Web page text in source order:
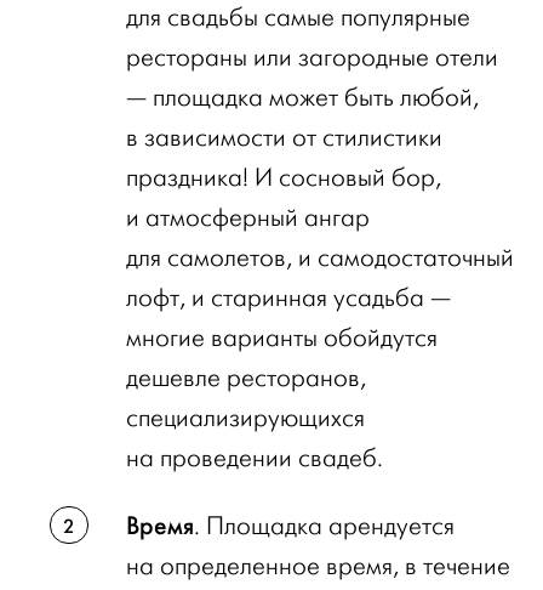
для свадьбы самые популярные
рестораны или загородные отели
— площадка может быть любой,
в зависимости от стилистики
праздника! И сосновый бор,
и атмосферный ангар
для самолетов, и самодостаточный
лофт, и старинная усадьба —
многие варианты обойдутся
дешевле ресторанов,
специализирующихся
на проведении свадеб.
Время. Площадка арендуется
на определенное время, в течение